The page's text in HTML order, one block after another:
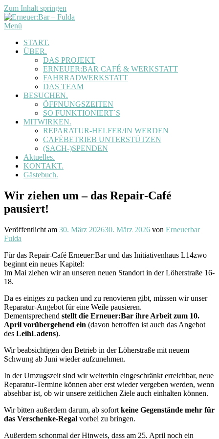
Zum Inhalt springen
Menü
START.
ÜBER.
DAS PROJEKT
ERNEUER:BAR CAFÉ & WERKSTATT
FAHRRADWERKSTATT
DAS TEAM
BESUCHEN.
ÖFFNUNGSZEITEN
SO FUNKTIONIERT´S
MITWIRKEN.
REPARATUR-HELFER/IN WERDEN
CAFÉBETRIEB UNTERSTÜTZEN
(SACH-)SPENDEN
Aktuelles.
KONTAKT.
Gästebuch.
Wir ziehen um – das Repair-Café
pausiert!
Veröffentlicht am 30. März 202630. März 2026 von Erneuerbar
Fulda
Für das Repair-Café Erneuer:Bar und das Initiativenhaus L14zwo
beginnt ein neues Kapitel:
Im Mai ziehen wir an unseren neuen Standort in der Löherstraße 16-
18.
Da es einiges zu packen und zu renovieren gibt, müssen wir unser
Reparatur-Angebot für eine Weile pausieren.
Dementsprechend stellt die Erneuer:Bar ihre Arbeit zum 10.
April vorübergehend ein (davon betroffen ist auch das Angebot
des LeihLadens).
Wir beabsichtigen den Betrieb in der Löherstraße mit neuem
Schwung ab Juni wieder aufzunehmen.
In der Umzugszeit sind wir weiterhin eingeschränkt erreichbar, neue
Reparatur-Termine können aber erst wieder vergeben werden, wenn
absehbar ist, ob wir unsere zeitlichen Ziele auch einhalten können.
Wir bitten außerdem darum, ab sofort keine Gegenstände mehr für
das Verschenke-Regal vorbei zu bringen.
Außerdem schonmal der Hinweis, dass am 25. April noch ein